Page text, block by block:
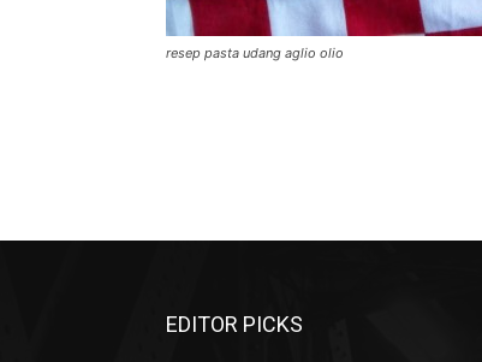
resep pasta udang aglio olio
EDITOR PICKS